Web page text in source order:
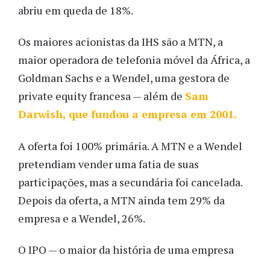
abriu em queda de 18%.
Os maiores acionistas da IHS são a MTN, a
maior operadora de telefonia móvel da África, a
Goldman Sachs e a Wendel, uma gestora de
private equity francesa — além de Sam
Darwish, que fundou a empresa em 2001.
A oferta foi 100% primária. A MTN e a Wendel
pretendiam vender uma fatia de suas
participações, mas a secundária foi cancelada.
Depois da oferta, a MTN ainda tem 29% da
empresa e a Wendel, 26%.
O IPO — o maior da história de uma empresa